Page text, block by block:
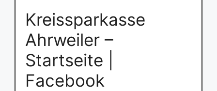
Kreissparkasse
Ahrweiler –
Startseite |
Facebook